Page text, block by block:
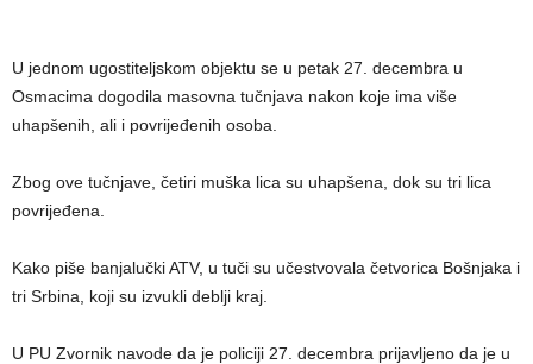
U jednom ugostiteljskom objektu se u petak 27. decembra u
Osmacima dogodila masovna tučnjava nakon koje ima više
uhapšenih, ali i povrijeđenih osoba.
Zbog ove tučnjave, četiri muška lica su uhapšena, dok su tri lica
povrijeđena.
Kako piše banjalučki ATV, u tuči su učestvovala četvorica Bošnjaka i
tri Srbina, koji su izvukli deblji kraj.
U PU Zvornik navode da je policiji 27. decembra prijavljeno da je u